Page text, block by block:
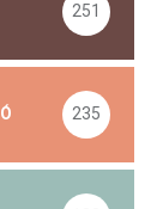
251
235